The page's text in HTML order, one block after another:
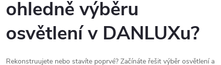
ohledně výběru
osvětlení v DANLUXu?
Rekonstruujete nebo stavíte poprvé? Začínáte řešit výběr osvětlení a